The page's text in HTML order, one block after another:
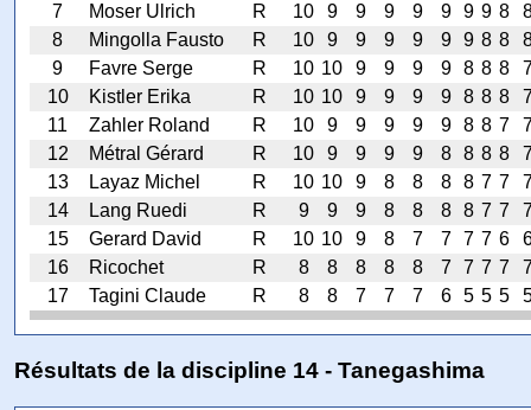
7
Moser Ulrich R 10 9 9 9 9 9 9 9 8
8
Mingolla Fausto R 10 9 9 9 9 9 9 8 8
9
Favre Serge R 10 10 9 9 9 9 8 8 8
10
Kistler Erika R 10 10 9 9 9 9 8 8 8
11
Zahler Roland R 10 9 9 9 9 9 8 8 7
12
Métral Gérard R 10 9 9 9 9 8 8 8 8
13
Layaz Michel R 10 10 9 8 8 8 8 7 7
14
Lang Ruedi R 9 9 9 8 8 8 8 7 7
15
Gerard David R 10 10 9 8 7 7 7 7 6
16
Ricochet R 8 8 8 8 8 7 7 7 7
17
Tagini Claude R 8 8 7 7 7 6 5 5 5
Résultats de la discipline 14 - Tanegashima